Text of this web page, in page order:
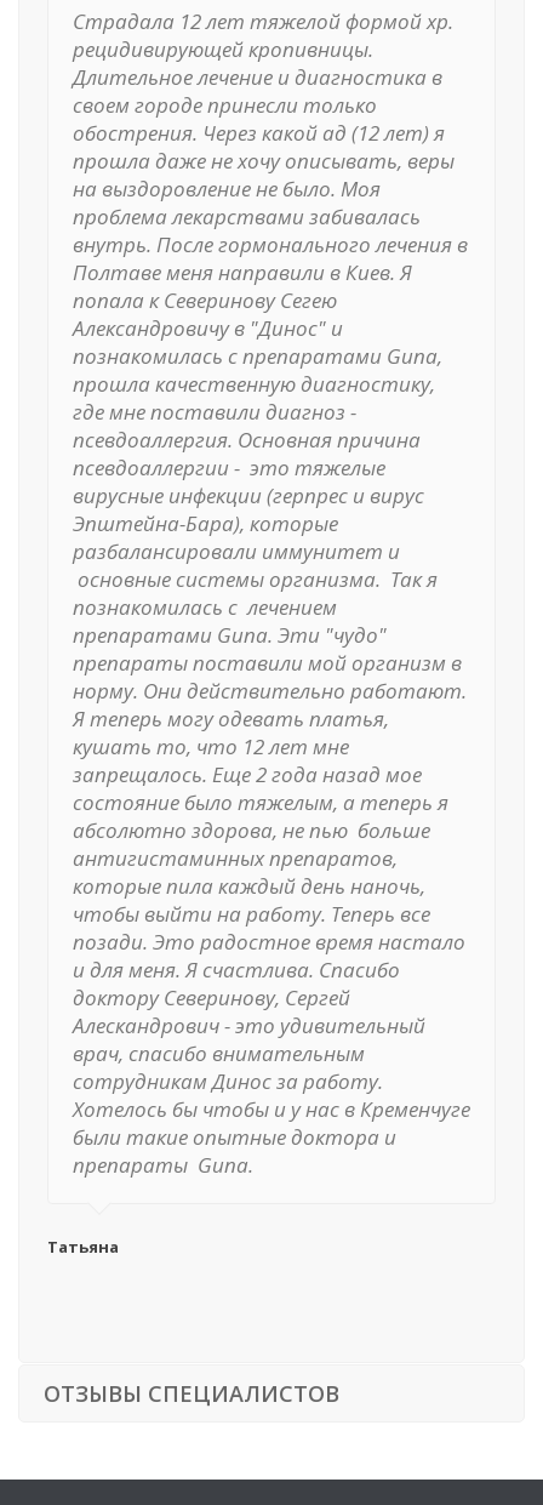
Страдала 12 лет тяжелой формой хр.
рецидивирующей кропивницы.
Длительное лечение и диагностика в
своем городе принесли только
обострения. Через какой ад (12 лет) я
прошла даже не хочу описывать, веры
на выздоровление не было. Моя
проблема лекарствами забивалась
внутрь. После гормонального лечения в
Полтаве меня направили в Киев. Я
попала к Северинову Сегею
Александровичу в "Динос" и
познакомилась с препаратами Guna,
прошла качественную диагностику,
где мне поставили диагноз -
псевдоаллергия. Основная причина
псевдоаллергии - это тяжелые
вирусные инфекции (герпрес и вирус
Эпштейна-Бара), которые
разбалансировали иммунитет и
основные системы организма. Так я
познакомилась с лечением
препаратами Guna. Эти "чудо"
препараты поставили мой организм в
норму. Они действительно работают.
Я теперь могу одевать платья,
кушать то, что 12 лет мне
запрещалось. Еще 2 года назад мое
состояние было тяжелым, а теперь я
абсолютно здорова, не пью больше
антигистаминных препаратов,
которые пила каждый день наночь,
чтобы выйти на работу. Теперь все
позади. Это радостное время настало
и для меня. Я счастлива. Спасибо
доктору Северинову, Сергей
Алескандрович - это удивительный
врач, спасибо внимательным
сотрудникам Динос за работу.
Хотелось бы чтобы и у нас в Кременчуге
были такие опытные доктора и
препараты Guna.
Татьяна
ОТЗЫВЫ СПЕЦИАЛИСТОВ